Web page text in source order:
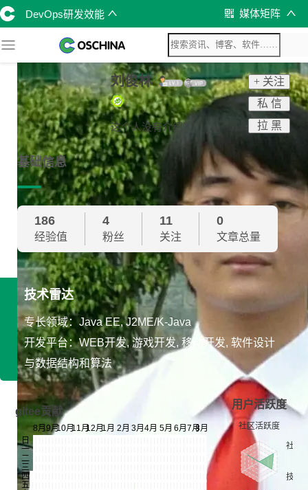
DevOps研发效能 媒体矩阵
刘俊林
这个人没有介绍！
+ 关注
私 信
拉 黑
基础信息
186
经验值
4
粉丝
11
关注
0
文章总量
技术雷达
专长领域：Java EE, J2ME/K-Java
开发平台：WEB开发, 游戏开发, 移动开发, 软件设计
与数据结构和算法
gitee贡献
用户活跃度